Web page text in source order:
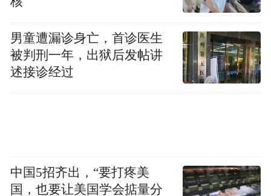
然而，直到2022年2月，启航物流也未交付房
屋，逾期超过一年。于是，张华将开发商、
团购费收费公司等告上法庭。2022年2月23
日，香洲区法院立案后，依法适用简易程
予以退还。买房团购费明显违规，实际上也
未享受到任何优惠，应予以返还。”张华一方
男童遭漏诊身亡，首诊医生
被判刑一年，出狱后发帖讲
述接诊经过
中国5招齐出，“要打疼美
国，也要让美国学会掂量分